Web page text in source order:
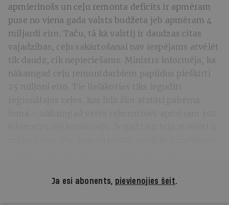
apmierinošs un ceļu remonta deficīts ir apmēram
puse no viena gada valsts budžeta jeb apmēram 4
miljardi eiro. Taču, tā kā valstij ir daudzas citas
vajadzības, ceļu sakārtošanai nav iespējams atvēlēt
tik daudz, cik nepieciešams. Ministrs informēja, ka
nākamgad ceļu remontdarbiem papildus piešķirti
25 miljoni eiro. Tie lielākoties tiks iegudīti
Ja esi abonents, pievienojies šeit.